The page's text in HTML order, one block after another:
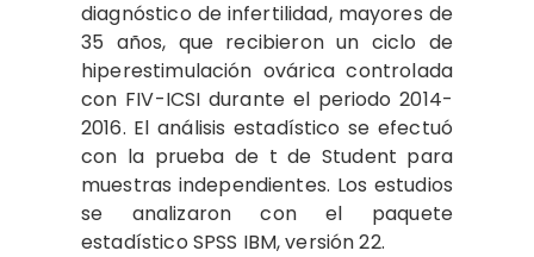
diagnóstico de infertilidad, mayores de
35 años, que recibieron un ciclo de
hiperestimulación ovárica controlada
con FIV-ICSI durante el periodo 2014-
2016. El análisis estadístico se efectuó
con la prueba de t de Student para
muestras independientes. Los estudios
se analizaron con el paquete
estadístico SPSS IBM, versión 22.